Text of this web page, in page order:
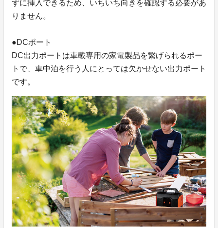
ずに挿入できるため、いちいち向きを確認する必要があ
りません。
●DCポート
DC出力ポートは車載専用の家電製品を繋げられるポー
トで、車中泊を行う人にとっては欠かせない出力ポート
です。